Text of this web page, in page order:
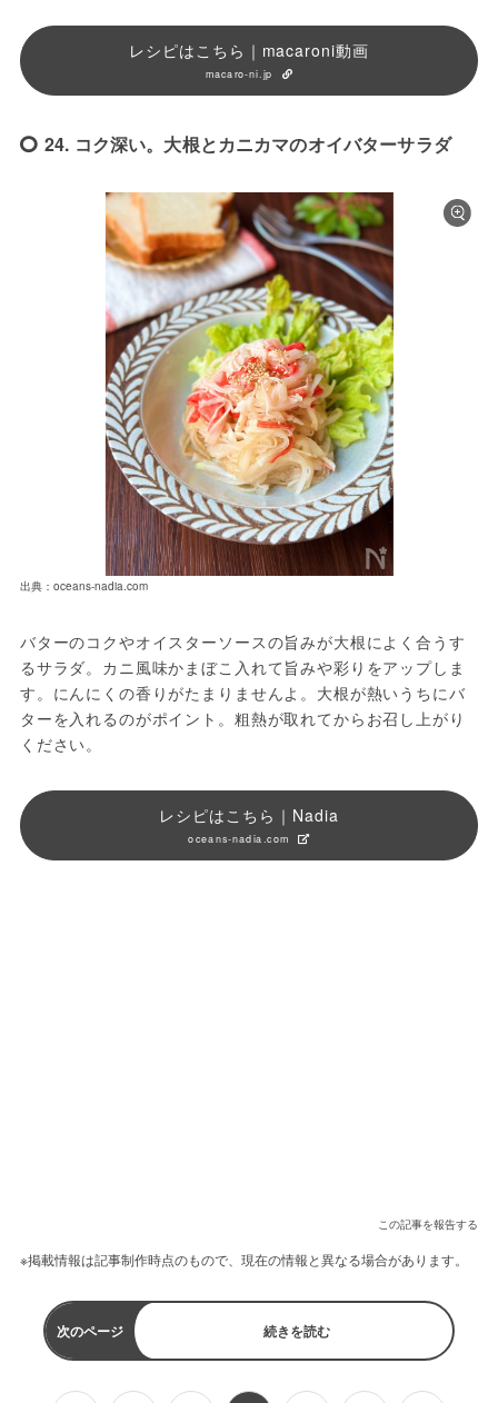
レシピはこちら｜macaroni動画
macaro-ni.jp
24. コク深い。大根とカニカマのオイバターサラダ
出典：oceans-nadia.com
バターのコクやオイスターソースの旨みが大根によく合うす
るサラダ。カニ風味かまぼこ入れて旨みや彩りをアップしま
す。にんにくの香りがたまりませんよ。大根が熱いうちにバ
ターを入れるのがポイント。粗熱が取れてからお召し上がり
ください。
レシピはこちら｜Nadia
oceans-nadia.com
この記事を報告する
※掲載情報は記事制作時点のもので、現在の情報と異なる場合があります。
次のページ 続きを読む